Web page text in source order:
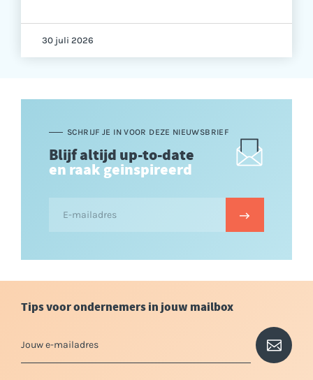
30 juli 2026
SCHRIJF JE IN VOOR DEZE NIEUWSBRIEF
Blijf altijd up-to-date
en raak geinspireerd
Tips voor ondernemers in jouw mailbox